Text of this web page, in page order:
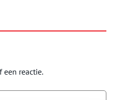
een reactie.